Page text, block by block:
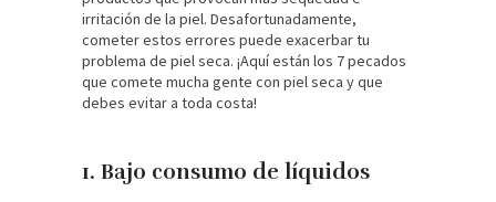
irritación de la piel. Desafortunadamente,
cometer estos errores puede exacerbar tu
problema de piel seca. ¡Aquí están los 7 pecados
que comete mucha gente con piel seca y que
debes evitar a toda costa!
1. Bajo consumo de líquidos